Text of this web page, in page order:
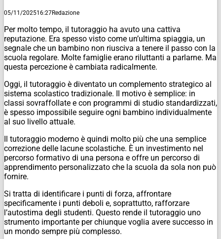
05/11/202516:27Redazione
Per molto tempo, il tutoraggio ha avuto una cattiva
reputazione. Era spesso visto come un’ultima spiaggia, un
segnale che un bambino non riusciva a tenere il passo con la
scuola regolare. Molte famiglie erano riluttanti a parlarne. Ma
questa percezione è cambiata radicalmente.
Oggi, il tutoraggio è diventato un complemento strategico al
sistema scolastico tradizionale. Il motivo è semplice: in
classi sovraffollate e con programmi di studio standardizzati,
è spesso impossibile seguire ogni bambino individualmente
al suo livello attuale.
Il tutoraggio moderno è quindi molto più che una semplice
correzione delle lacune scolastiche. È un investimento nel
percorso formativo di una persona e offre un percorso di
apprendimento personalizzato che la scuola da sola non può
fornire.
Si tratta di identificare i punti di forza, affrontare
specificamente i punti deboli e, soprattutto, rafforzare
l’autostima degli studenti. Questo rende il tutoraggio uno
strumento importante per chiunque voglia avere successo in
un mondo sempre più complesso.